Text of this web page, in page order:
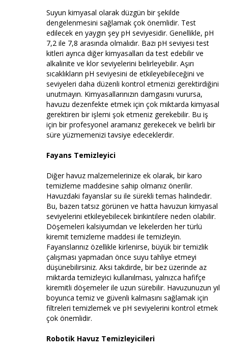
Suyun kimyasal olarak düzgün bir şekilde
dengelenmesini sağlamak çok önemlidir. Test
edilecek en yaygın şey pH seviyesidir. Genellikle, pH
7,2 ile 7,8 arasında olmalıdır. Bazı pH seviyesi test
kitleri ayrıca diğer kimyasalları da test edebilir ve
alkalinite ve klor seviyelerini belirleyebilir. Aşırı
sıcaklıkların pH seviyesini de etkileyebileceğini ve
seviyeleri daha düzenli kontrol etmenizi gerektirdiğini
unutmayın. Kimyasallarınızın damgasını vurursa,
havuzu dezenfekte etmek için çok miktarda kimyasal
gerektiren bir işlemi şok etmeniz gerekebilir. Bu iş
için bir profesyonel aramanız gerekecek ve belirli bir
süre yüzmemenizi tavsiye edeceklerdir.
Fayans Temizleyici
Diğer havuz malzemelerinize ek olarak, bir karo
temizleme maddesine sahip olmanız önerilir.
Havuzdaki fayanslar su ile sürekli temas halindedir.
Bu, bazen tatsız görünen ve hatta havuzun kimyasal
seviyelerini etkileyebilecek birikintilere neden olabilir.
Döşemeleri kalsiyumdan ve lekelerden her türlü
kiremit temizleme maddesi ile temizleyin.
Fayanslarınız özellikle kirlenirse, büyük bir temizlik
çalışması yapmadan önce suyu tahliye etmeyi
düşünebilirsiniz. Aksi takdirde, bir bez üzerinde az
miktarda temizleyici kullanılması, yalnızca hafifçe
kiremitli döşemeler ile uzun sürebilir. Havuzunuzun yıl
boyunca temiz ve güvenli kalmasını sağlamak için
filtreleri temizlemek ve pH seviyelerini kontrol etmek
çok önemlidir.
Robotik Havuz Temizleyicileri